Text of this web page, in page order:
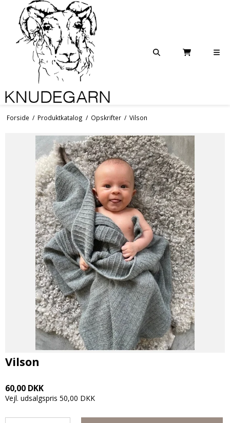
Forside / Produktkatalog / Opskrifter / Vilson
Vilson
60,00 DKK
Vejl. udsalgspris 50,00 DKK